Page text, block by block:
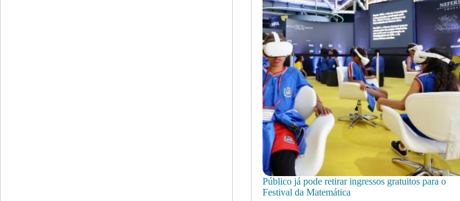
Público já pode retirar ingressos gratuitos para o
Festival da Matemática